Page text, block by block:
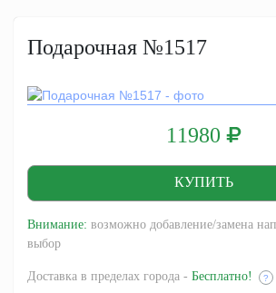
Подарочная №1517
11980
Внимание: возможно добавление/замена
выбор
Доставка в пределах города - Бесплатно! ?